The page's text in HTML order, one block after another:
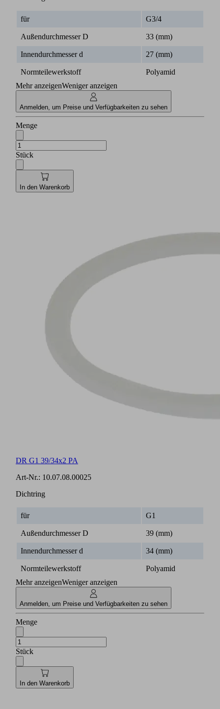
für G3/4
Außendurchmesser D 33 (mm)
Innendurchmesser d 27 (mm)
Normteilewerkstoff
Polyamid
Mehr anzeigenWeniger anzeigen
Anmelden, um Preise und Verfügbarkeiten zu sehen
Menge
Stück
In den Warenkorb
DR G1 39/34x2 PA
Art-Nr.: 10.07.08.00025
Dichtring
für G1
Außendurchmesser D 39 (mm)
Innendurchmesser d 34 (mm)
Normteilewerkstoff
Polyamid
Mehr anzeigenWeniger anzeigen
Anmelden, um Preise und Verfügbarkeiten zu sehen
Menge
Stück
In den Warenkorb